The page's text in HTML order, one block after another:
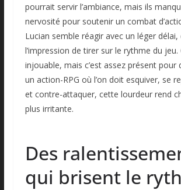
pourrait servir l’ambiance, mais ils
nervosité pour soutenir un combat
Lucian semble réagir avec un léger
l’impression de tirer sur le rythme du jeu.
injouable, mais c’est assez présent pour
un action-RPG où l’on doit esquiver, se
et contre-attaquer, cette lourdeur rend
plus irritante.
Des
qui brisent le